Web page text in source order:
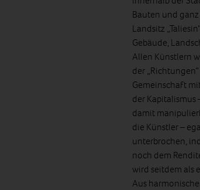
Bauten und
Landsitz
Gebäude,
Allen Künstlern
der
Gemeinschaft
der Kapitalismus
damit
die Künstler –
unterbrochen,
noch dem
wird seitdem als
Aus